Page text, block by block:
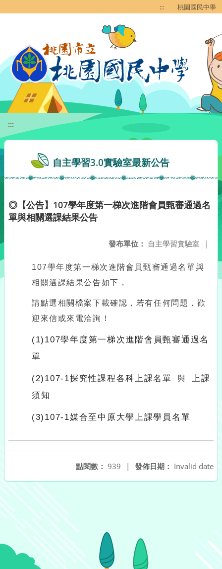
::: 桃園國民中學
:::
自主學習3.0實驗室最新公告
◎【公告】107學年度第一梯次進階會員甄審通過名
單與相關選課結果公告
發布單位： 自主學習實驗室 |
107學年度第一梯次進階會員甄審通過名單與
相關選課結果公告如下，
請點選相關檔案下載確認，若有任何問題，歡
迎來信或來電洽詢！
(1)107學年度第一梯次進階會員甄審通過名
單
(2)107-1探究性課程各科上課名單 與 上課
須知
(3)107-1媒合至中原大學上課學員名單
發佈日期： Invalid date
點閱數： 939 |